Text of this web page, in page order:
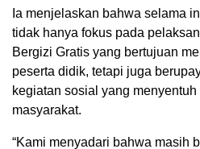
Ia menjelaskan bahwa selama
tidak hanya fokus pada
Bergizi Gratis yang bertujuan
peserta didik, tetapi juga
kegiatan sosial yang
masyarakat.
“Kami menyadari bahwa masih